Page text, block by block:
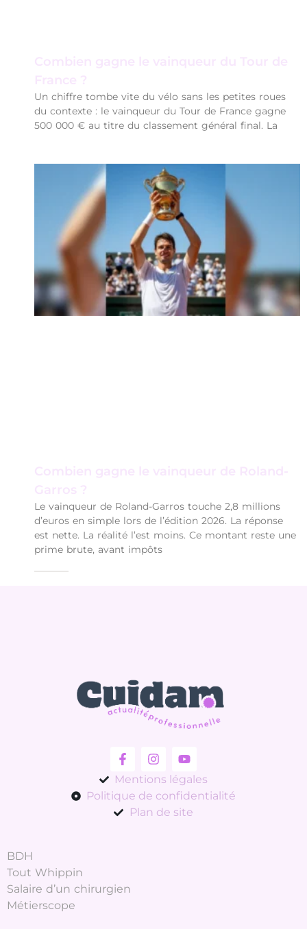
Combien gagne le vainqueur du Tour de
France ?
Un chiffre tombe vite du vélo sans les petites roues
du contexte : le vainqueur du Tour de France gagne
500 000 € au titre du classement général final. La
Combien gagne le vainqueur de Roland-
Garros ?
Le vainqueur de Roland-Garros touche 2,8 millions
d’euros en simple lors de l’édition 2026. La réponse
est nette. La réalité l’est moins. Ce montant reste une
prime brute, avant impôts
Mentions légales
Politique de confidentialité
Plan de site
BDH
Tout Whippin
Salaire d’un chirurgien
Métierscope